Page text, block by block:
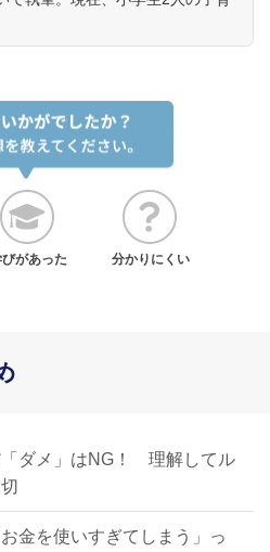
があった 分かりにくい
「ダメ」はNG！ 理解してル
金を使いすぎてしまう」っ